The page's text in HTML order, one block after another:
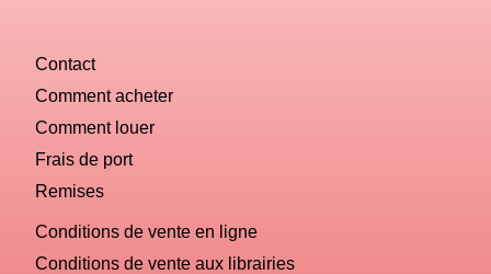
Contact
Comment acheter
Comment louer
Frais de port
Remises
Conditions de vente en ligne
Conditions de vente aux librairies